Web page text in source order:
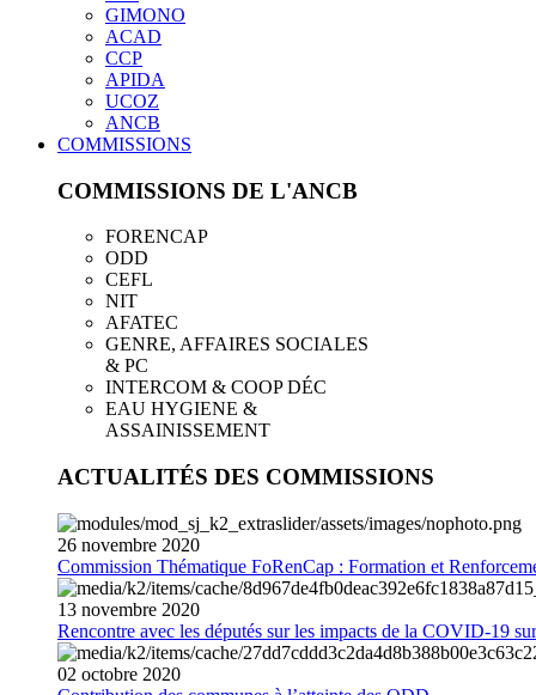
GIMONO
ACAD
CCP
APIDA
UCOZ
ANCB
COMMISSIONS
COMMISSIONS DE L'ANCB
FORENCAP
ODD
CEFL
NIT
AFATEC
GENRE, AFFAIRES SOCIALES
& PC
INTERCOM & COOP DÉC
EAU HYGIENE &
ASSAINISSEMENT
ACTUALITÉS DES COMMISSIONS
26 novembre 2020
Commission Thématique FoRenCap : Formation et
13 novembre 2020
Rencontre avec les députés sur les impacts de la COVID-19
02 octobre 2020